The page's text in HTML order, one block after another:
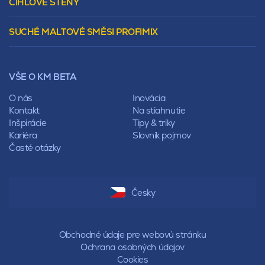
Stanová
Mansardová
Pultová
Sedlová
Polovalbová
Stanová
Mansardová
Pultová
Hodonka
Tepelnoizolačný prvok
Vencovky
Preklady
Lícové murivo
Pálené zdivo Profiblok
Nosné murivo
Priečky
Vencovky
Preklady
SUCHÉ MALTOVÉ SMĚSI PROFIMIX
VŠE O KM BETA
O nás
Inovácia
Kontakt
Na stiahnutie
Inšpirácie
Tipy & triky
Kariéra
Slovník pojmov
Časté otázky
Česky
Obchodné údaje pre webovú stránku
Ochrana osobných údajov
Cookies